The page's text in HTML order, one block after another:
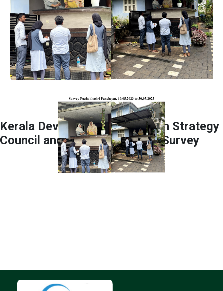
Kerala Development Innovation Strategy
Council and Kites Foundation Survey